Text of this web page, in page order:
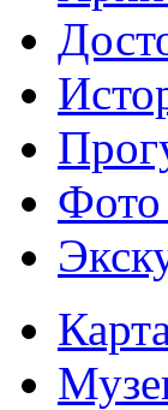
Фото